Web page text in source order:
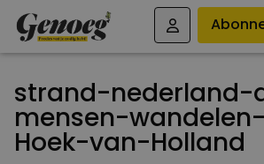
strand-nederland-
mensen-
Hoek-van-Holland